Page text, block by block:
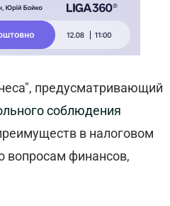
предусматривающий
соблюдения
в налоговом
вопросам финансов,